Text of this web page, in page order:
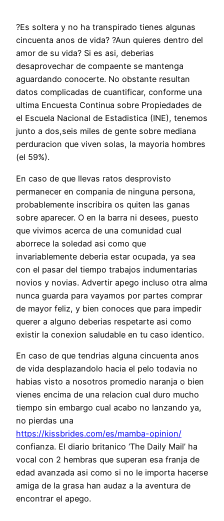
?Es soltera y no ha transpirado tienes algunas
cincuenta anos de vida? ?Aun quieres dentro del
amor de su vida? Si es asi, deberias
desaprovechar de compaente se mantenga
aguardando conocerte. No obstante resultan
datos complicadas de cuantificar, conforme una
ultima Encuesta Continua sobre Propiedades de
el Escuela Nacional de Estadistica (INE), tenemos
junto a dos,seis miles de gente sobre mediana
perduracion que viven solas, la mayoria hombres
(el 59%).
En caso de que llevas ratos desprovisto
permanecer en compania de ninguna persona,
probablemente inscribira os quiten las ganas
sobre aparecer. O en la barra ni desees, puesto
que vivimos acerca de una comunidad cual
aborrece la soledad asi­ como que
invariablemente deberi­a estar ocupada, ya sea
con el pasar del tiempo trabajos indumentarias
novios y novias. Advertir apego incluso otra alma
nunca guarda para vayamos por partes comprar
de mayor feliz, y bien conoces que para impedir
querer a alguno deberias respetarte asi­ como
existir la conexion saludable en tu caso identico.
En caso de que tendri­as alguna cincuenta anos
de vida desplazandolo hacia el pelo todavia no
habias visto a nosotros promedio naranja o bien
vienes encima de una relacion cual duro mucho
tiempo sin embargo cual acabo no lanzando ya,
no pierdas una
https://kissbrides.com/es/mamba-opinion/
confianza. El diario britanico ‘The Daily Mail’ ha
vocal con 2 hembras que superan esa franja de
edad avanzada asi­ como si no le importa hacerse
amiga de la grasa han audaz a la aventura de
encontrar el apego.